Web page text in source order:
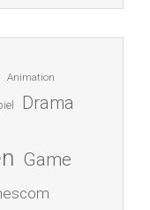
Animation
Drama
Game